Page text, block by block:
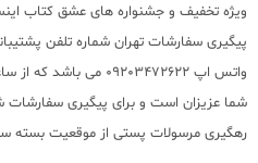
ویژه تخفیف و جشنواره های عشق کتاب
شما عزیزان است و برای پیگیری سفارشات
رهگیری مرسولات پستی از موقعیت بسته